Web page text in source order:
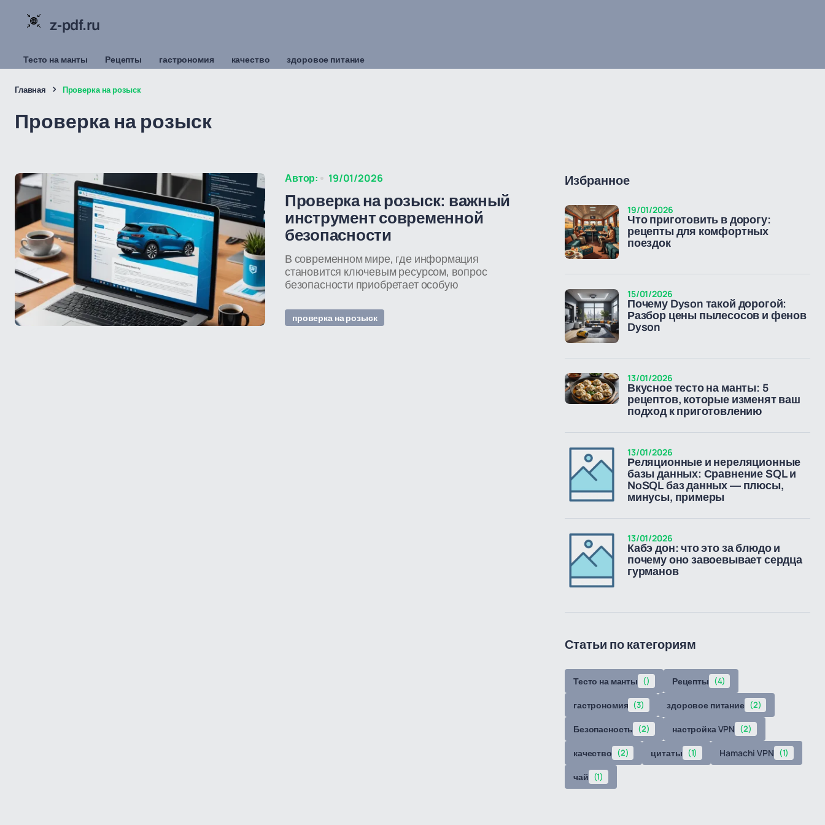
z-pdf.ru
Тесто на манты Рецепты гастрономия качество здоровое питание
Главная Проверка на розыск
Проверка на розыск
Автор: 19/01/2026
Проверка на розыск: важный
инструмент современной
безопасности
В современном мире, где информация
становится ключевым ресурсом, вопрос
безопасности приобретает особую
проверка на розыск
Избранное
Что приготовить в дорогу:
рецепты для комфортных
поездок
19/01/2026
Почему Dyson такой дорогой:
Разбор цены пылесосов и фенов
Dyson
15/01/2026
Вкусное тесто на манты: 5
рецептов, которые изменят ваш
подход к приготовлению
13/01/2026
Реляционные и нереляционные
базы данных: Сравнение SQL и
NoSQL баз данных — плюсы,
минусы, примеры
13/01/2026
Кабэ дон: что это за блюдо и
почему оно завоевывает сердца
гурманов
13/01/2026
Статьи по категориям
Тесто на манты () Рецепты (4)
гастрономия (3) здоровое питание (2)
Безопасность (2) настройка VPN (2)
качество (2) цитаты (1) Hamachi VPN (1)
чай (1)